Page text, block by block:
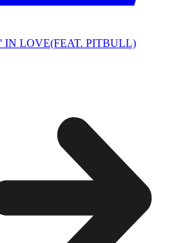
IN LOVE(FEAT. PITBULL)